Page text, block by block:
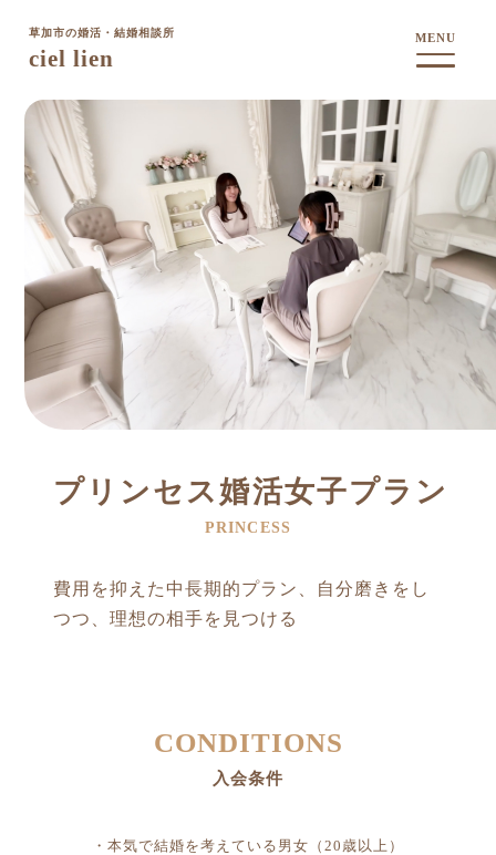
草加市の婚活・結婚相談所
ciel lien
MENU
プリンセス婚活女子プラン
PRINCESS
費用を抑えた中長期的プラン、自分磨きをし
つつ、理想の相手を見つける
CONDITIONS
入会条件
・本気で結婚を考えている男女（20歳以上）